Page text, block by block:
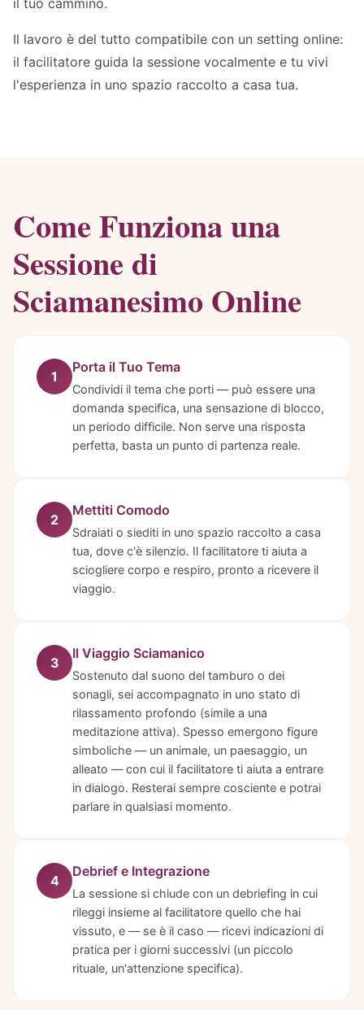
il tuo cammino.
Il lavoro è del tutto compatibile con un setting online:
il facilitatore guida la sessione vocalmente e tu vivi
l'esperienza in uno spazio raccolto a casa tua.
Come Funziona una
Sessione di
Sciamanesimo Online
1
Porta il Tuo Tema
Condividi il tema che porti — può essere una
domanda specifica, una sensazione di blocco,
un periodo difficile. Non serve una risposta
perfetta, basta un punto di partenza reale.
2
Mettiti Comodo
Sdraiati o siediti in uno spazio raccolto a casa
tua, dove c'è silenzio. Il facilitatore ti aiuta a
sciogliere corpo e respiro, pronto a ricevere il
viaggio.
3
Il Viaggio Sciamanico
Sostenuto dal suono del tamburo o dei
sonagli, sei accompagnato in uno stato di
rilassamento profondo (simile a una
meditazione attiva). Spesso emergono figure
simboliche — un animale, un paesaggio, un
alleato — con cui il facilitatore ti aiuta a entrare
in dialogo. Resterai sempre cosciente e potrai
parlare in qualsiasi momento.
4
Debrief e Integrazione
La sessione si chiude con un debriefing in cui
rileggi insieme al facilitatore quello che hai
vissuto, e — se è il caso — ricevi indicazioni di
pratica per i giorni successivi (un piccolo
rituale, un'attenzione specifica).